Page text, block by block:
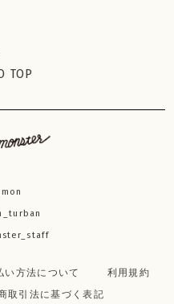
TOP
い方法について
利用規約
取引法に基づく表記